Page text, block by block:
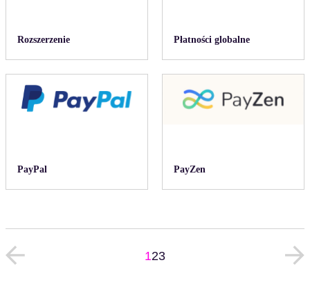
Rozszerzenie Płatności globalne
PayPal PayZen
123